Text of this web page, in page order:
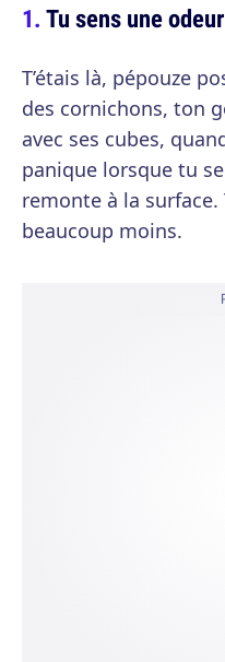
Tu sens une
T’étais là, pépouze
des cornichons, ton
avec ses cubes,
panique lorsque tu
remonte à la
beaucoup moins.